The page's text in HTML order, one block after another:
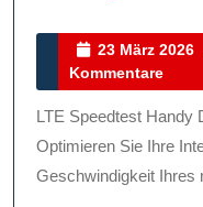
Ihre
Mit
Dem
LTE
23 März 2026
Kommentare
LTE Speedtest Handy Der LTE Speedtest für Ihr Handy:
Optimieren Sie Ihre
Geschwindigkeit Ihres